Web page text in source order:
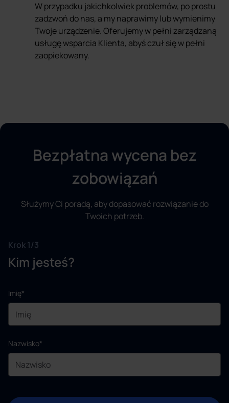
W przypadku jakichkolwiek problemów, po prostu
zadzwoń do nas, a my naprawimy lub wymienimy
Twoje urządzenie. Oferujemy w pełni zarządzaną
usługę wsparcia Klienta, abyś czuł się w pełni
zaopiekowany.
Bezpłatna wycena bez
zobowiązań
Służymy Ci poradą, aby dopasować rozwiązanie do
Twoich potrzeb.
Krok 1/3
Kim jesteś?
Imię*
Nazwisko*